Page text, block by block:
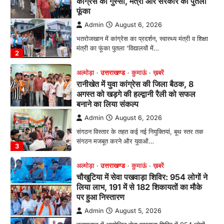
3
बनाने का लिया संकल्प
Admin August 6, 2026
संगठन विस्तार के तहत कई नई नियुक्तियां, बूथ स्तर तक
संगठन मजबूत करने और युवाओं…
4
अल्मोड़ा उत्तराखण्ड कुमाऊं ख़बरें
चौखुटिया में सेवा पखवाड़ा शिविर: 954 लोगों ने
लिया लाभ, 191 में से 182 शिकायतों का मौके
पर हुआ निस्तारण
Admin August 5, 2026
तड़ागताल में आयोजित सेवा पखवाड़ा शिविर में 954 लोगों
ने किया प्रतिभाग जिलाधिकारी अंशुल सिंह…
अल्मोड़ा उत्तराखण्ड कुमाऊं ख़बरें
मानिला देवी मंदिर में श्रीमद्भागवत कथा के चतुर्थ
दिवस धूमधाम से मनाया गया श्रीकृष्ण जन्मोत्सव,
राज्य मंत्री कैलाश पंत ने किया कथा श्रवण
Admin August 6, 2026